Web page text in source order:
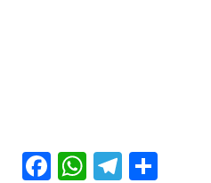
Facebook
WhatsApp
Telegram